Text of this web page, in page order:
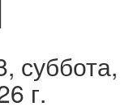
суббота,
г.